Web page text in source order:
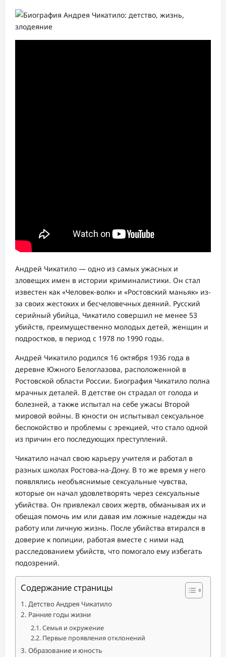
Андрей Чикатило — одно из самых ужасных и
зловещих имен в истории криминалистики. Он стал
известен как «Человек-волк» и «Ростовский маньяк» из-
за своих жестоких и бесчеловечных деяний. Русский
серийный убийца, Чикатило совершил не менее 53
убийств, преимущественно молодых детей, женщин и
подростков, в период с 1978 по 1990 годы.
Андрей Чикатило родился 16 октября 1936 года в
деревне Южного Белоглазова, расположенной в
Ростовской области России. Биография Чикатило полна
мрачных деталей. В детстве он страдал от голода и
болезней, а также испытал на себе ужасы Второй
мировой войны. В юности он испытывал сексуальное
беспокойство и проблемы с эрекцией, что стало одной
из причин его последующих преступлений.
Чикатило начал свою карьеру учителя и работал в
разных школах Ростова-на-Дону. В то же время у него
появлялись необъяснимые сексуальные чувства,
которые он начал удовлетворять через сексуальные
убийства. Он привлекал своих жертв, обманывая их и
обещая помочь им или давая им ложные надежды на
работу или личную жизнь. После убийства втирался в
доверие к полиции, работая вместе с ними над
расследованием убийств, что помогало ему избегать
подозрений.
Содержание страницы
Детство Андрея Чикатило
Ранние годы жизни
Семья и окружение
Первые проявления отклонений
Образование и юность